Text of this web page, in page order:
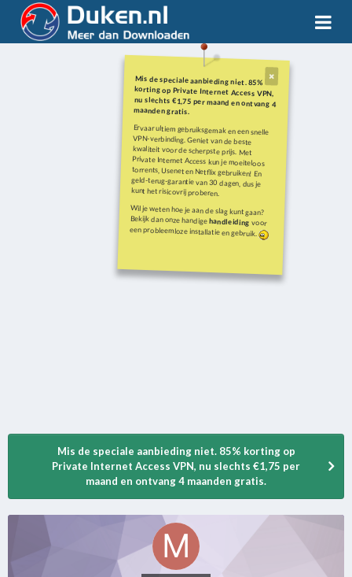
Mis de speciale aanbieding niet. 85%
korting op Private Internet Access VPN,
nu slechts €1,75 per maand en ontvang 4
maanden gratis.
Ervaar ultiem gebruiksgemak en een snelle
VPN-verbinding. Geniet van de beste
kwaliteit voor de scherpste prijs. Met
Private Internet Access kun je moeiteloos
torrents, Usenet en Netflix gebruiken! En
geld-terug-garantie van 30 dagen, dus je
kunt het risicovrij proberen.
Wil je weten hoe je aan de slag kunt gaan?
Bekijk dan onze handigehandleiding voor
een probleemloze installatie en gebruik.
Mis de speciale aanbieding niet. 85% korting op
Private Internet Access VPN, nu slechts €1,75 per
maand en ontvang 4 maanden gratis.